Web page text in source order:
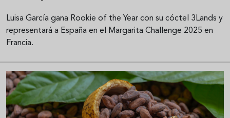
Luisa García gana Rookie of the Year con su cóctel 3Lands y
representará a España en el Margarita Challenge 2025 en
Francia.